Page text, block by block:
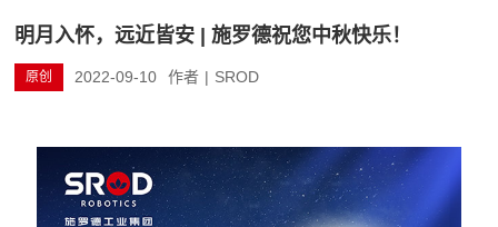
明月入怀，远近皆安 | 施罗德祝您中秋快乐！
原创 2022-09-10 作者 | SROD